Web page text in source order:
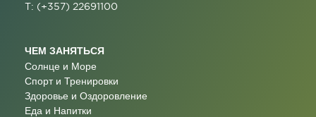
T: (+357) 22691100
ЧЕМ ЗАНЯТЬСЯ
Солнце и Море
Спорт и Тренировки
Здоровье и Оздоровление
Еда и Напитки